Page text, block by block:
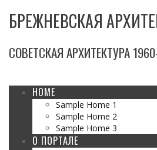
БРЕЖНЕВСКАЯ
СОВЕТСКАЯ АРХИТЕКТУРА
HOME
Sample Home 1
Sample Home 2
Sample Home 3
О ПОРТАЛЕ